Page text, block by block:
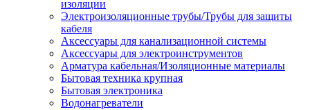
изоляции
Электроизоляционные трубы/Трубы для защиты
кабеля
Аксессуары для канализационной системы
Аксессуары для электроинструментов
Арматура кабельная/Изоляционные материалы
Бытовая техника крупная
Бытовая электроника
Водонагреватели